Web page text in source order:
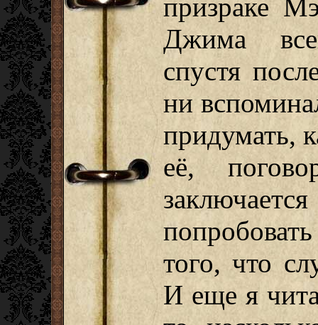
призраке
Джима
спустя
ни
придумать,
её,
того, что
И еще я